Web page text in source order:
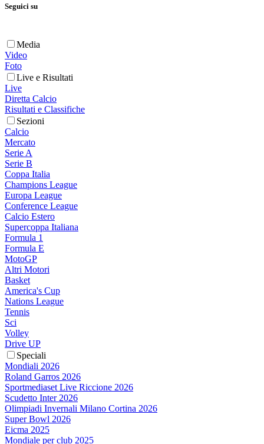
Seguici su
Media
Video
Foto
Live e Risultati
Live
Diretta Calcio
Risultati e Classifiche
Sezioni
Calcio
Mercato
Serie A
Serie B
Coppa Italia
Champions League
Europa League
Conference League
Calcio Estero
Supercoppa Italiana
Formula 1
Formula E
MotoGP
Altri Motori
Basket
America's Cup
Nations League
Tennis
Sci
Volley
Drive UP
Speciali
Mondiali 2026
Roland Garros 2026
Sportmediaset Live Riccione 2026
Scudetto Inter 2026
Olimpiadi Invernali Milano Cortina 2026
Super Bowl 2026
Eicma 2025
Mondiale per club 2025